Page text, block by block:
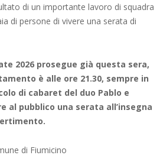
di un importante lavoro di squadra
di persone di vivere una serata di
2026 prosegue già questa sera,
è alle ore 21.30, sempre in
di cabaret del duo Pablo e
al pubblico una serata all’insegna
di Fiumicino